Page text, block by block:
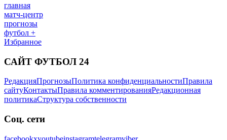
главная
матч-центр
прогнозы
футбол +
Избранное
САЙТ ФУТБОЛ 24
РедакцияПрогнозыПолитика конфиденциальностиПравила
сайтуКонтактыПравила комментированияРедакционная
политикаСтруктура собственности
Соц. сети